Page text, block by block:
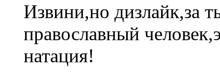
Извини,но дизлайк,за
православный
натация!